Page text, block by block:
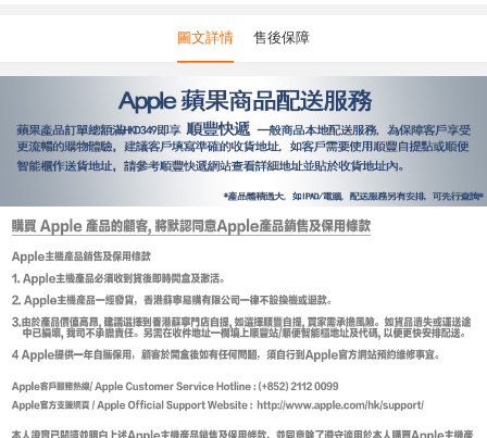
圖文詳情 售後保障